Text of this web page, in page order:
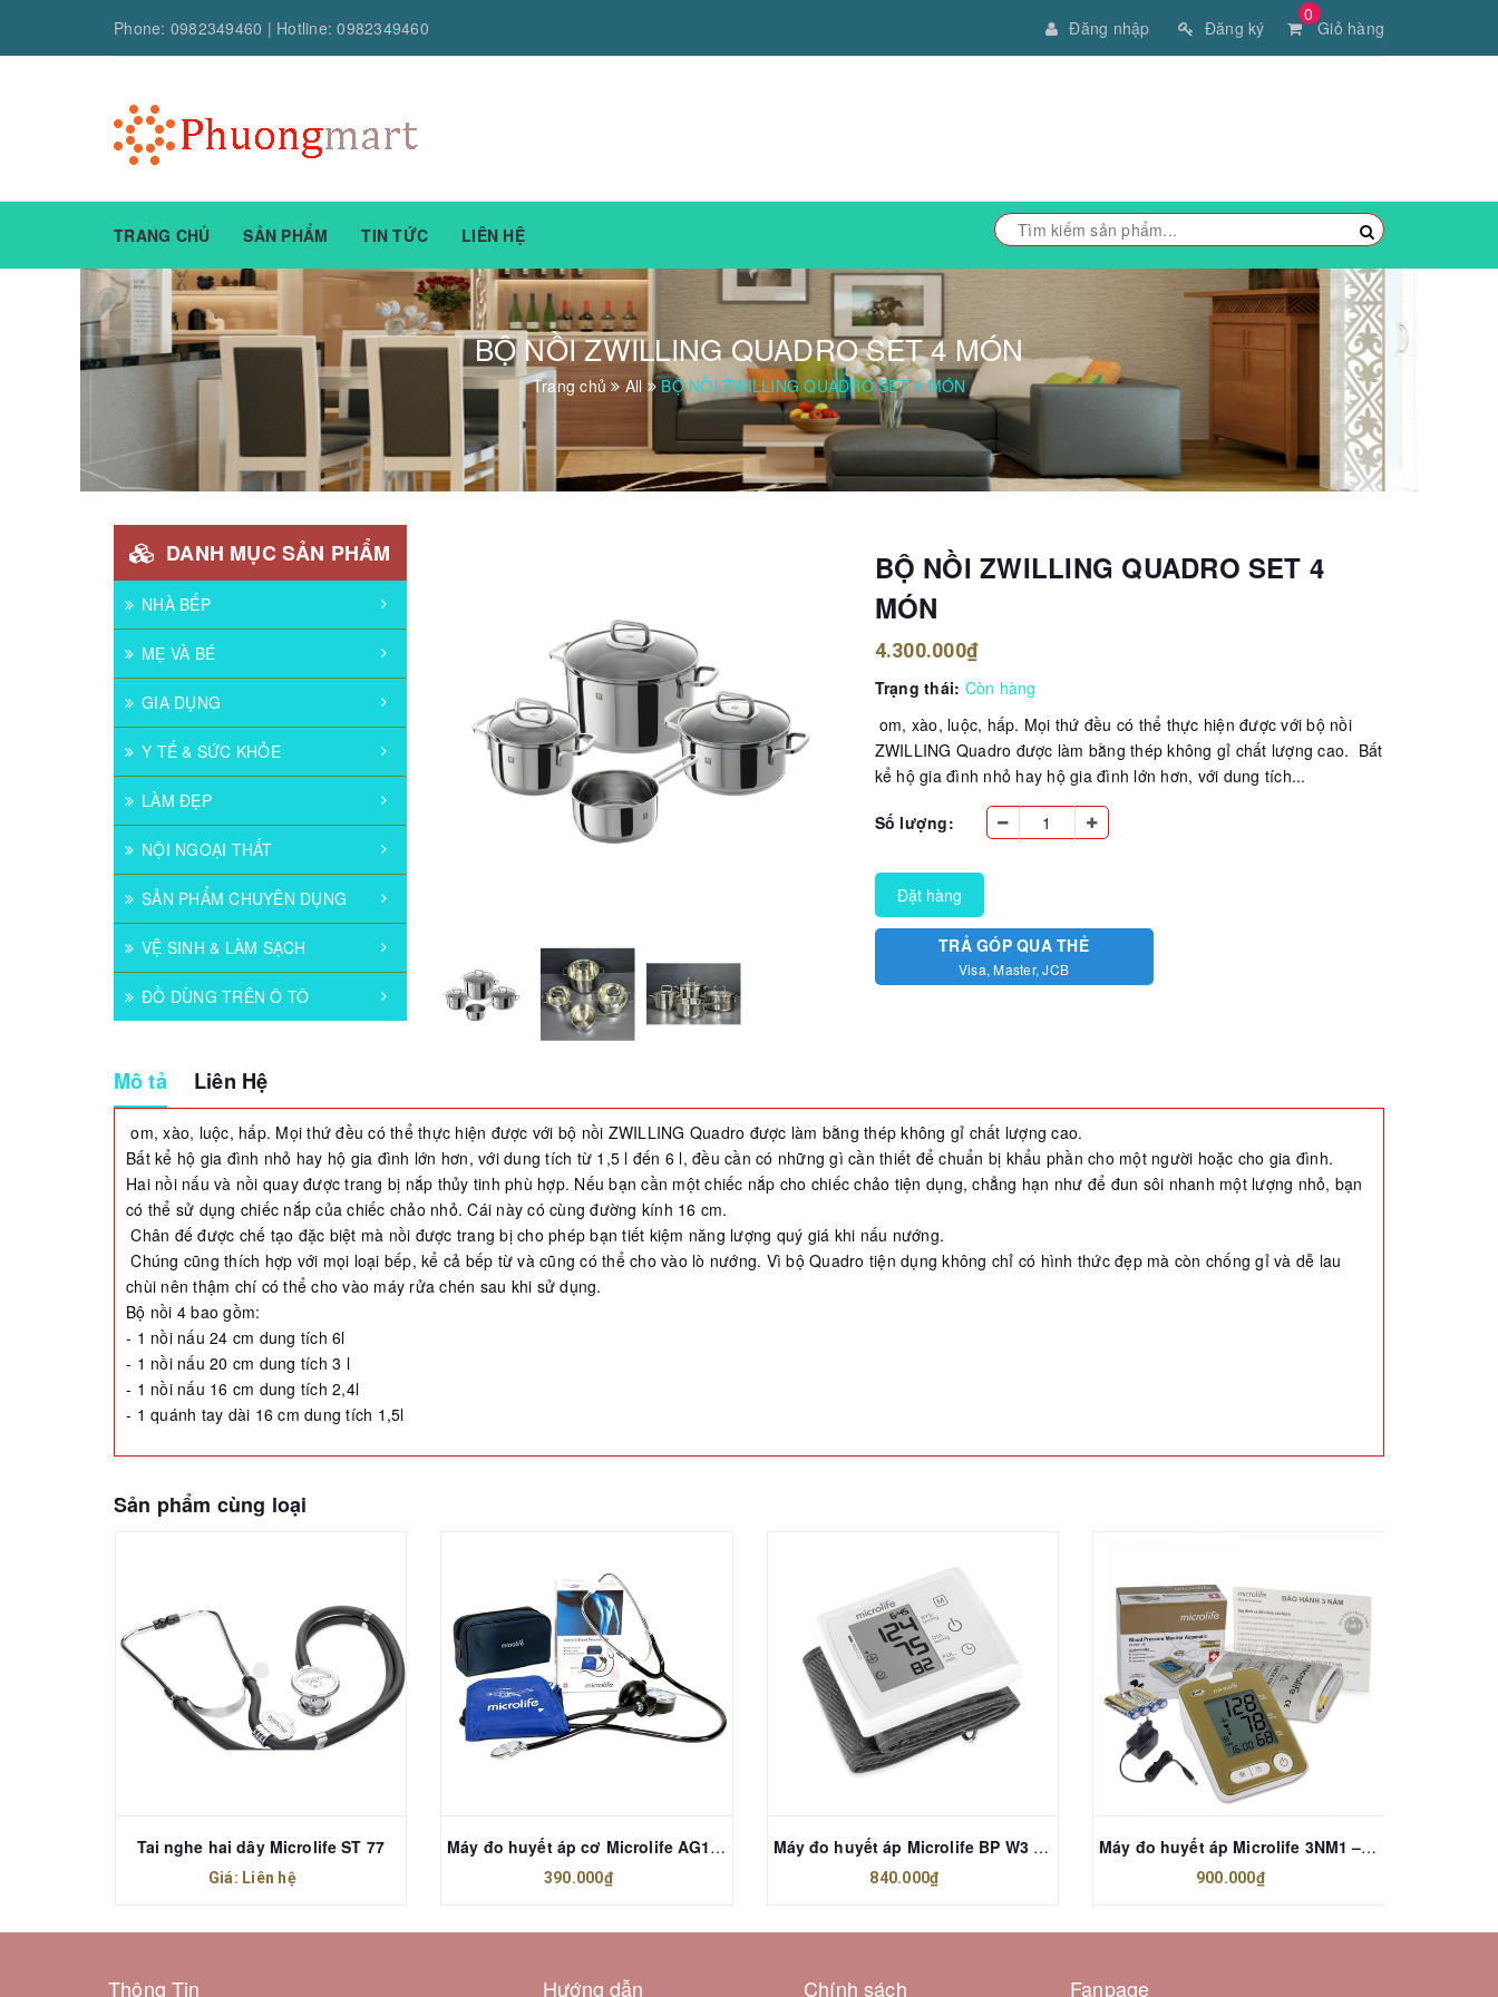
Phone: 0982349460 | Hotline:0982349460
0
Giỏ hàng
Đăng nhập Đăng ký
TRANG CHỦ SẢN PHẨM TIN TỨC LIÊN HỆ
BỘ NỒI ZWILLING QUADRO SET 4 MÓN
Trang chủ All BỘ NỒI ZWILLING QUADRO SET 4 MÓN
DANH MỤC SẢN PHẨM
NHÀ BẾP
MẸ VÀ BÉ
GIA DỤNG
Y TẾ & SỨC KHỎE
LÀM ĐẸP
NỘI NGOẠI THẤT
SẢN PHẨM CHUYÊN DỤNG
VỆ SINH & LÀM SẠCH
ĐỒ DÙNG TRÊN Ô TÔ
BỘ NỒI ZWILLING QUADRO SET 4
MÓN
4.300.000₫
Trạng thái: Còn hàng
om, xào, luộc, hấp. Mọi thứ đều có thể thực hiện được với bộ nồi
ZWILLING Quadro được làm bằng thép không gỉ chất lượng cao. Bất
kể hộ gia đình nhỏ hay hộ gia đình lớn hơn, với dung tích...
Số lượng:
Đặt hàng
TRẢ GÓP QUA THẺ
Visa, Master, JCB
Mô tả Liên Hệ
om, xào, luộc, hấp. Mọi thứ đều có thể thực hiện được với bộ nồi ZWILLING Quadro được làm bằng thép không gỉ chất lượng cao.
Bất kể hộ gia đình nhỏ hay hộ gia đình lớn hơn, với dung tích từ 1,5 l đến 6 l, đều cần có những gì cần thiết để chuẩn bị khẩu phần cho một người hoặc cho gia đình.
Hai nồi nấu và nồi quay được trang bị nắp thủy tinh phù hợp. Nếu bạn cần một chiếc nắp cho chiếc chảo tiện dụng, chẳng hạn như để đun sôi nhanh một lượng nhỏ, bạn
có thể sử dụng chiếc nắp của chiếc chảo nhỏ. Cái này có cùng đường kính 16 cm.
Chân đế được chế tạo đặc biệt mà nồi được trang bị cho phép bạn tiết kiệm năng lượng quý giá khi nấu nướng.
Chúng cũng thích hợp với mọi loại bếp, kể cả bếp từ và cũng có thể cho vào lò nướng. Vì bộ Quadro tiện dụng không chỉ có hình thức đẹp mà còn chống gỉ và dễ lau
chùi nên thậm chí có thể cho vào máy rửa chén sau khi sử dụng.
Bộ nồi 4 bao gồm:
- 1 nồi nấu 24 cm dung tích 6l
- 1 nồi nấu 20 cm dung tích 3 l
- 1 nồi nấu 16 cm dung tích 2,4l
- 1 quánh tay dài 16 cm dung tích 1,5l
Sản phẩm cùng loại
Tai nghe hai dây Microlife ST 77
Giá: Liên hệ
Máy đo huyết áp cơ Microlife AG1-20
390.000₫
Máy đo huyết áp Microlife BP W3 Comfort
840.000₫
Máy đo huyết áp Microlife 3NM1 – 3E
900.000₫
Thông Tin Hướng dẫn Chính sách Fanpage